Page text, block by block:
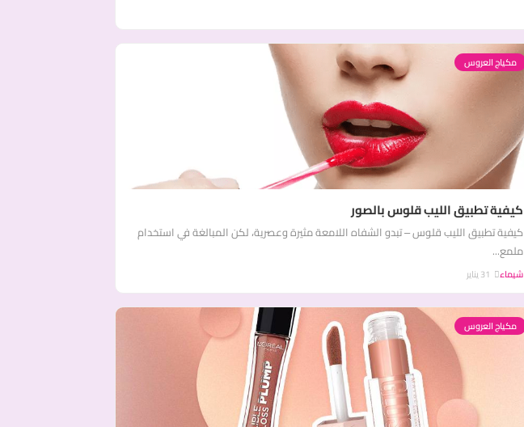
مكياج العروس
كيفية تطبيق الليب قلوس بالصور
كيفية تطبيق الليب قلوس – تبدو الشفاه اللامعة مثيرة وعصرية، لكن المبالغة في استخدام
ملمع...
شيماء
مكياج العروس